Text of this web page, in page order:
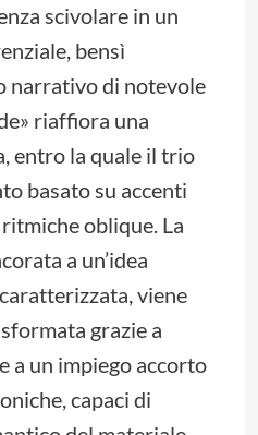
scivolare in un
bensì
narrativo di notevole
riaffiora una
entro la quale il trio
basato su accenti
oblique. La
a un’idea
viene
grazie a
a un impiego accorto
capaci di